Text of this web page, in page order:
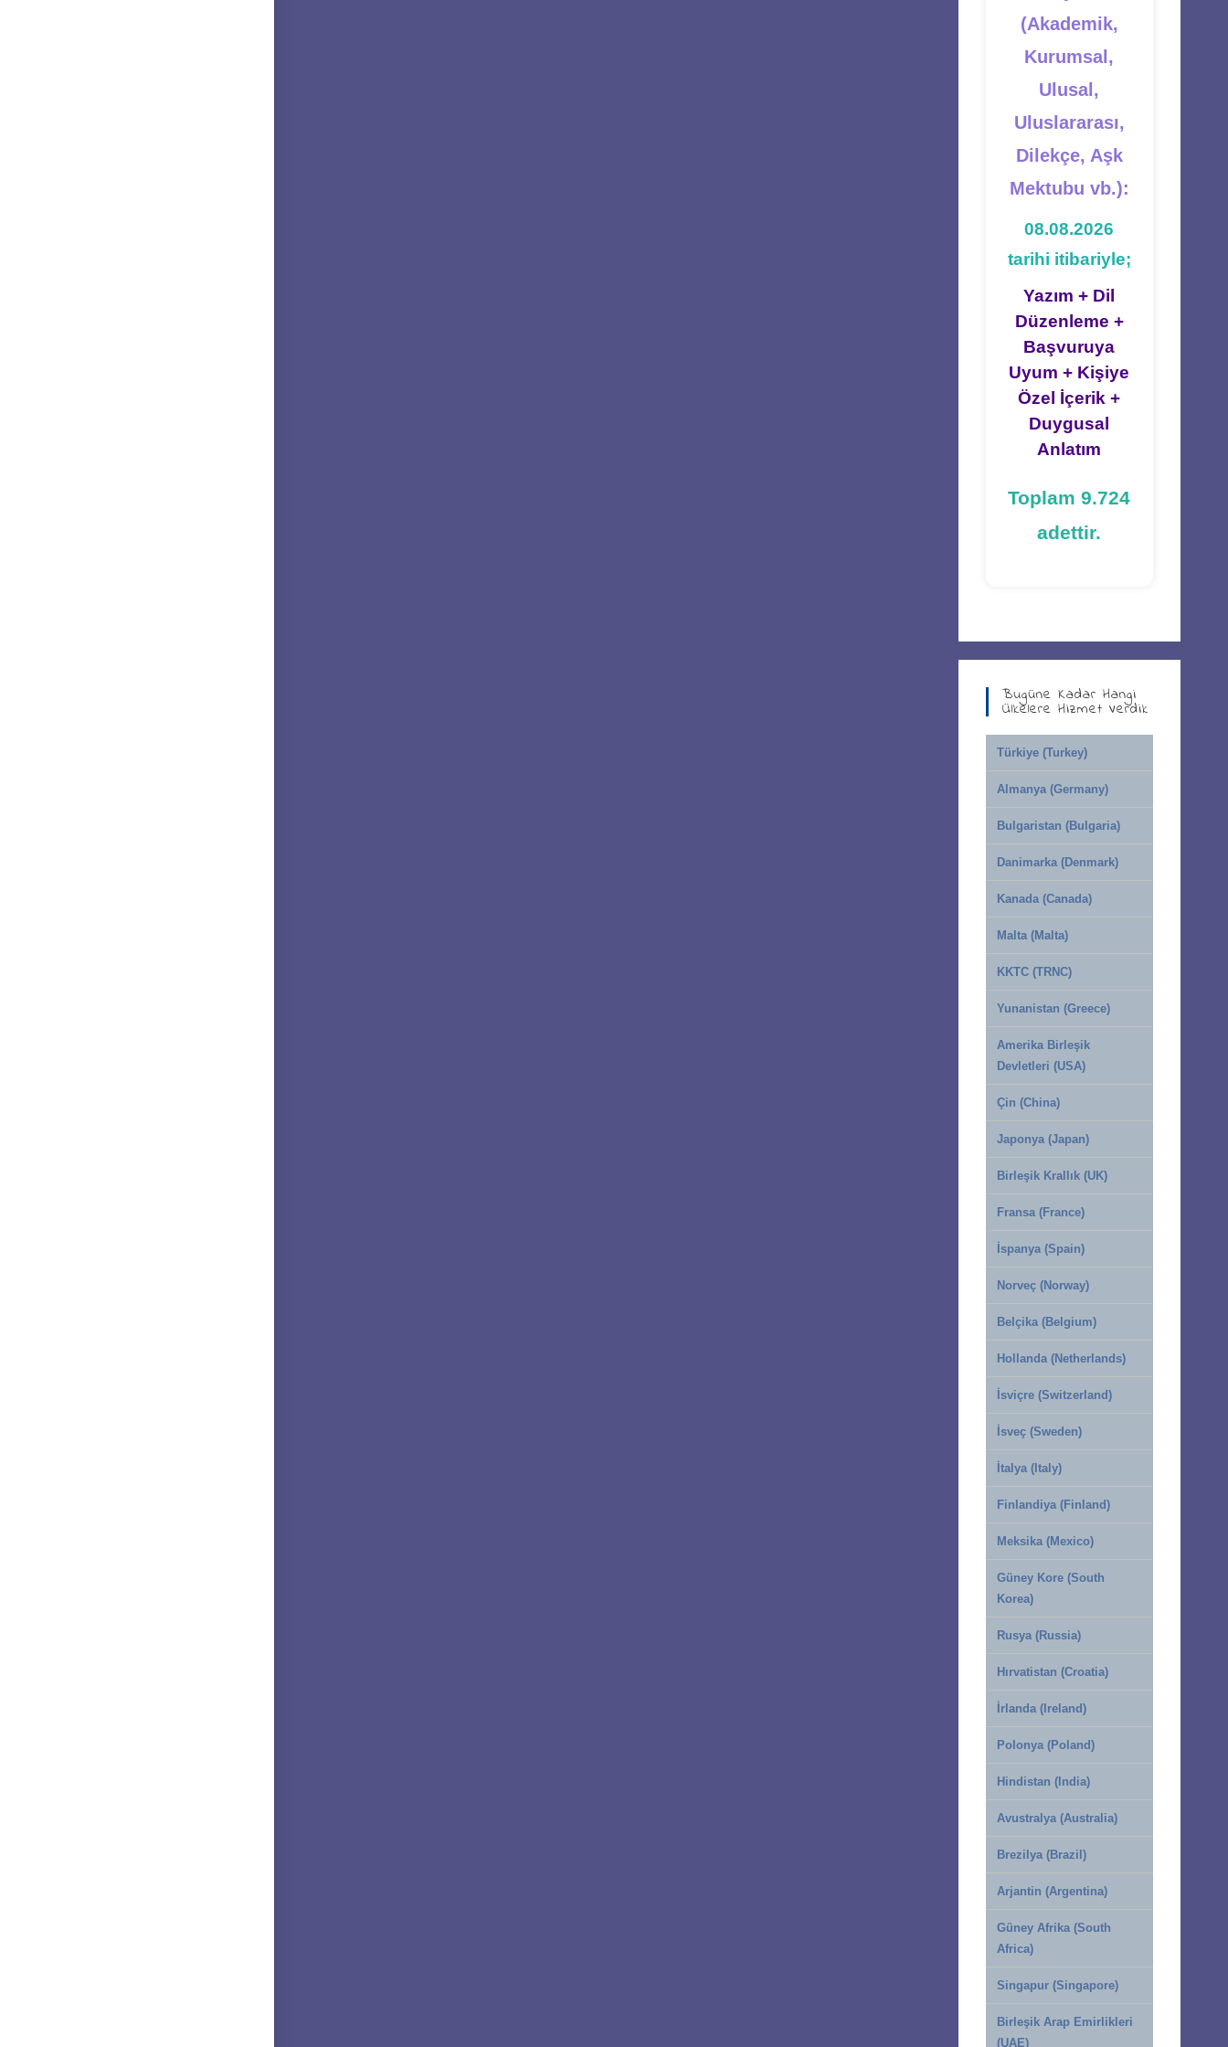
(Akademik,
Kurumsal,
Ulusal,
Uluslararası,
Dilekçe, Aşk
Mektubu vb.):
08.08.2026
tarihi itibariyle;
Yazım + Dil
Düzenleme +
Başvuruya
Uyum + Kişiye
Özel İçerik +
Duygusal
Anlatım
Toplam 9.724
adettir.
Bugüne Kadar Hangi
Ülkelere Hizmet Verdik
Türkiye (Turkey)
Almanya (Germany)
Bulgaristan (Bulgaria)
Danimarka (Denmark)
Kanada (Canada)
Malta (Malta)
KKTC (TRNC)
Yunanistan (Greece)
Amerika Birleşik
Devletleri (USA)
Çin (China)
Japonya (Japan)
Birleşik Krallık (UK)
Fransa (France)
İspanya (Spain)
Norveç (Norway)
Belçika (Belgium)
Hollanda (Netherlands)
İsviçre (Switzerland)
İsveç (Sweden)
İtalya (Italy)
Finlandiya (Finland)
Meksika (Mexico)
Güney Kore (South
Korea)
Rusya (Russia)
Hırvatistan (Croatia)
İrlanda (Ireland)
Polonya (Poland)
Hindistan (India)
Avustralya (Australia)
Brezilya (Brazil)
Arjantin (Argentina)
Güney Afrika (South
Africa)
Singapur (Singapore)
Birleşik Arap Emirlikleri
(UAE)